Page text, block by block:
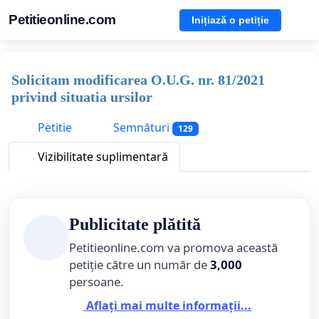
Petitieonline.com Inițiază o petiție
Solicitam modificarea O.U.G. nr. 81/2021
privind situatia ursilor
Petitie
Semnături 129
Vizibilitate suplimentară
Publicitate plătită
Petitieonline.com va promova această
petiție către un număr de3,000
persoane.
Aflați mai multe informații...